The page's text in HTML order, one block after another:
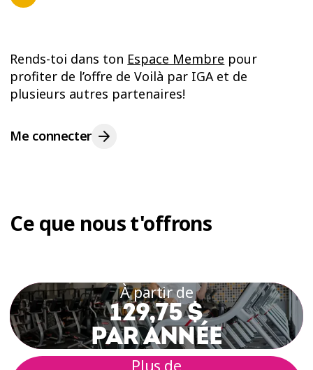
Rends-toi dans ton Espace Membre pour
profiter de l’offre de Voilà par IGA et de
plusieurs autres partenaires!
Me connecter
Ce que nous t'offrons
À partir de
129,75 $
PAR ANNÉE
Plus de